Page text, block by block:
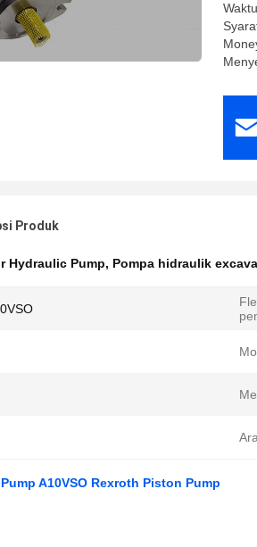
Produk
Hydraulic Pump, Pompa hidraulik
A10VSO Rexroth Piston Pump